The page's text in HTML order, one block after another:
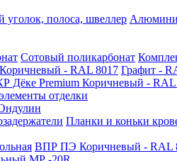
полоса, швеллер
Сотовый поликарбонат
Коричневый - RAL 8017 Графит -
Дёке Premium Коричневый - RAL
отделки
Планки и коньки
ВПР ПЭ Коричневый - RAL